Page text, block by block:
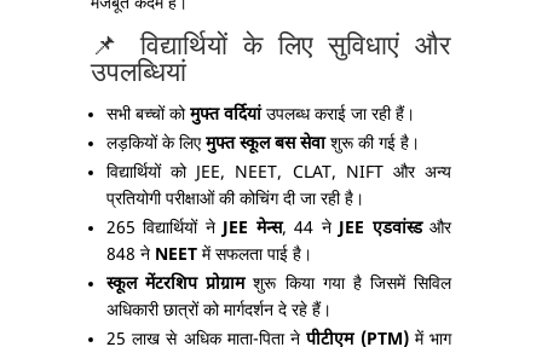
📌 विद्यार्थियों के लिए सुविधाएं और
उपलब्धियां
सभी बच्चों कोमुफ्त वर्दियांउपलब्ध कराई जा रही हैं।
लड़कियों के लिएमुफ्त स्कूल बस सेवाशुरू की गई है।
विद्यार्थियों को JEE, NEET, CLAT, NIFT और अन्य
प्रतियोगी परीक्षाओं की कोचिंग दी जा रही है।
265 विद्यार्थियों नेJEE मेन्स, 44 नेJEE एडवांस्डऔर
848 ने NEETमें सफलता पाई है।
स्कूल मेंटरशिप प्रोग्रामशुरू किया गया है जिसमें सिविल
अधिकारी छात्रों को मार्गदर्शन दे रहे हैं।
25 लाख से अधिक माता-पिता नेपीटीएम (PTM)में भाग